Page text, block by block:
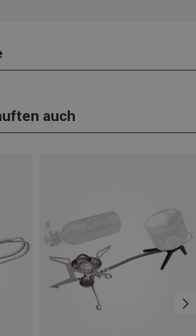
auch